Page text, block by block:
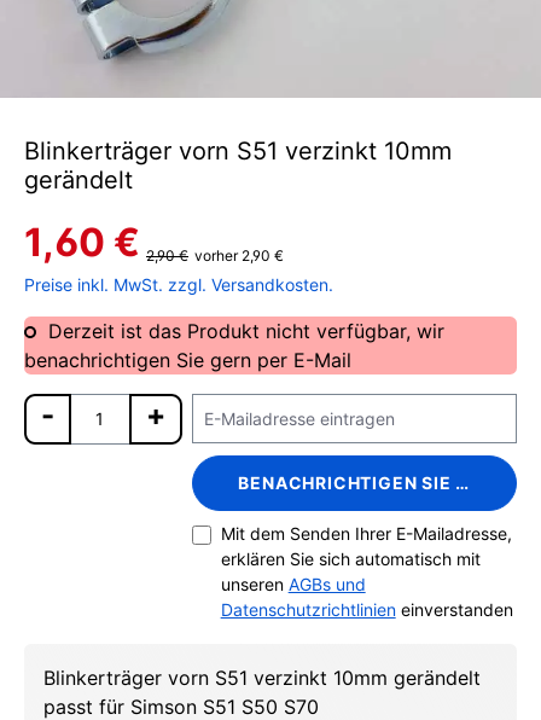
Blinkerträger vorn S51 verzinkt 10mm
gerändelt
1,60 € 2,90 € vorher 2,90 €
Preise inkl. MwSt. zzgl. Versandkosten.
Derzeit ist das Produkt nicht verfügbar, wir
benachrichtigen Sie gern per E-Mail
BENACHRICHTIGEN SIE MICH
Mit dem Senden Ihrer E-Mailadresse,
erklären Sie sich automatisch mit
unseren AGBs und
Datenschutzrichtlinieneinverstanden
Blinkerträger vorn S51 verzinkt 10mm gerändelt
passt für Simson S51 S50 S70